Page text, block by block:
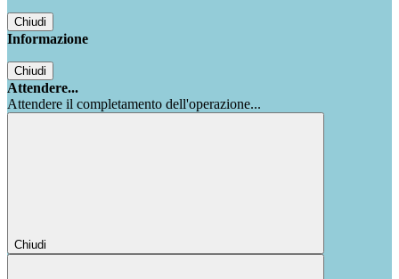
Chiudi
Informazione
Chiudi
Attendere...
Attendere il completamento dell'operazione...
Chiudi